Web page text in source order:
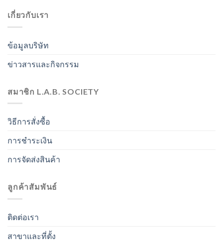
เกี่ยวกับเรา
ข้อมูลบริษัท
ข่าวสารและกิจกรรม
สมาชิก L.A.B. SOCIETY
วิธีการสั่งซื้อ
การชำระเงิน
การจัดส่งสินค้า
ลูกค้าสัมพันธ์
ติดต่อเรา
สาขาและที่ตั้ง